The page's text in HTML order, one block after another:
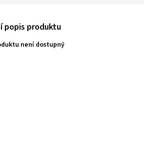
popis produktu
není dostupný